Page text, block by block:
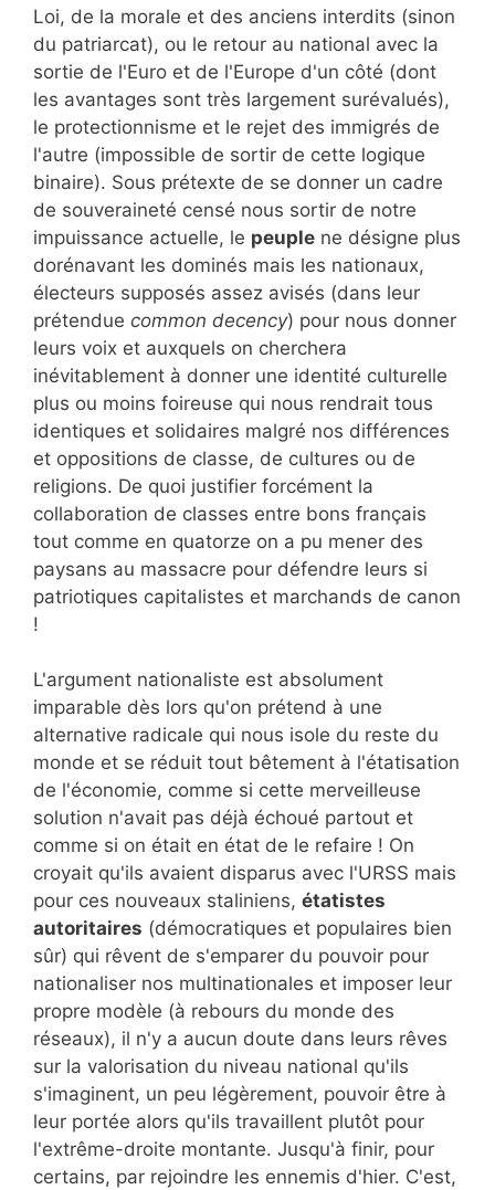
Loi, de la morale et des anciens interdits (sinon
du patriarcat), ou le retour au national avec la
sortie de l'Euro et de l'Europe d'un côté (dont
les avantages sont très largement surévalués),
le protectionnisme et le rejet des immigrés de
l'autre (impossible de sortir de cette logique
binaire). Sous prétexte de se donner un cadre
de souveraineté censé nous sortir de notre
impuissance actuelle, le peuple ne désigne plus
dorénavant les dominés mais les nationaux,
électeurs supposés assez avisés (dans leur
prétendue common decency) pour nous donner
leurs voix et auxquels on cherchera
inévitablement à donner une identité culturelle
plus ou moins foireuse qui nous rendrait tous
identiques et solidaires malgré nos différences
et oppositions de classe, de cultures ou de
religions. De quoi justifier forcément la
collaboration de classes entre bons français
tout comme en quatorze on a pu mener des
paysans au massacre pour défendre leurs si
patriotiques capitalistes et marchands de canon
!
L'argument nationaliste est absolument
imparable dès lors qu'on prétend à une
alternative radicale qui nous isole du reste du
monde et se réduit tout bêtement à l'étatisation
de l'économie, comme si cette merveilleuse
solution n'avait pas déjà échoué partout et
comme si on était en état de le refaire ! On
croyait qu'ils avaient disparus avec l'URSS mais
pour ces nouveaux staliniens, étatistes
autoritaires (démocratiques et populaires bien
sûr) qui rêvent de s'emparer du pouvoir pour
nationaliser nos multinationales et imposer leur
propre modèle (à rebours du monde des
réseaux), il n'y a aucun doute dans leurs rêves
sur la valorisation du niveau national qu'ils
s'imaginent, un peu légèrement, pouvoir être à
leur portée alors qu'ils travaillent plutôt pour
l'extrême-droite montante. Jusqu'à finir, pour
certains, par rejoindre les ennemis d'hier. C'est,